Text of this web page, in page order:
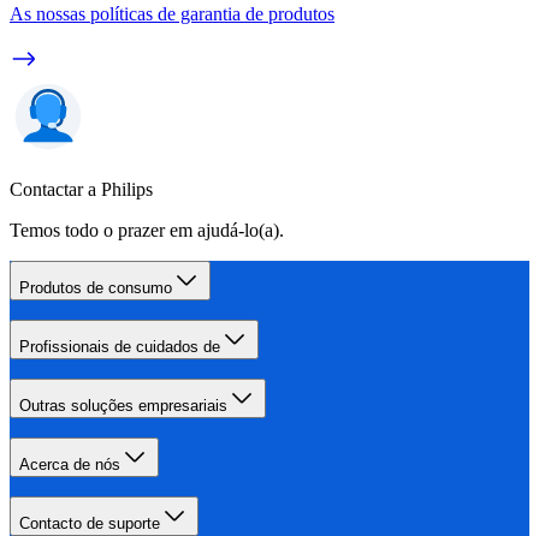
As nossas políticas de garantia de produtos
Contactar a Philips
Temos todo o prazer em ajudá-lo(a).
Produtos de consumo
Profissionais de cuidados de
Outras soluções empresariais
Acerca de nós
Contacto de suporte